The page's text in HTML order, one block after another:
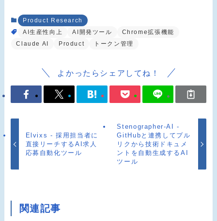
Product Research
AI生産性向上
AI開発ツール
Chrome拡張機能
Claude AI
Product トークン管理
よかったらシェアしてね！
Elvixs - 採用担当者に
直接リーチするAI求人
応募自動化ツール
Stenographer-AI -
GitHubと連携してプル
リクから技術ドキュメ
ントを自動生成するAI
ツール
関連記事